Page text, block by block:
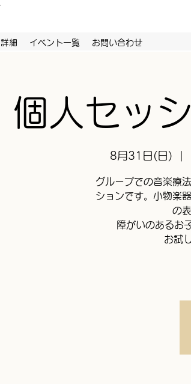
細 イベント一覧 お問い合わせ
個人セッ
8月31日(日)
グループでの音楽療
ションです。小物楽
の
障がいのあるお
お試